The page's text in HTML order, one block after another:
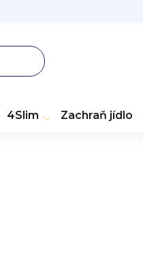
4Slim Zachraň jídlo